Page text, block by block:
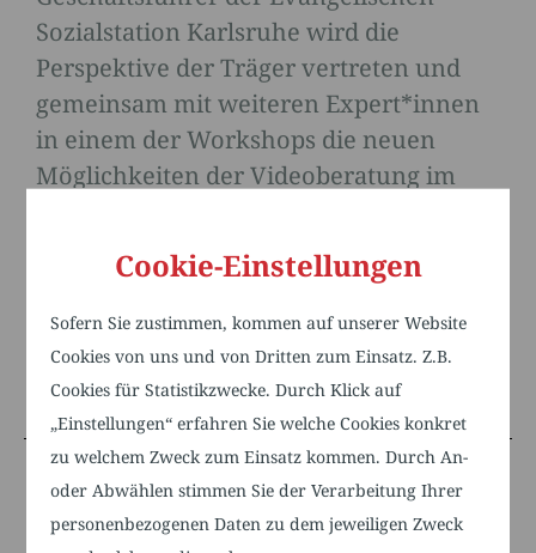
Cookie-Einstellungen
Sofern Sie zustimmen, kommen auf unserer Website
Cookies von uns und von Dritten zum Einsatz. Z.B.
Cookies für Statistikzwecke. Durch Klick auf
„Einstellungen“ erfahren Sie welche Cookies konkret
zu welchem Zweck zum Einsatz kommen. Durch An-
oder Abwählen stimmen Sie der Verarbeitung Ihrer
personenbezogenen Daten zu dem jeweiligen Zweck
Sozialstation Karlsruhe wird die
Perspektive der Träger vertreten und
gemeinsam mit weiteren Expert*innen
in einem der Workshops die neuen
Möglichkeiten der Videoberatung im
erörtern. Weitere Details zu diesem und
anderen Programmpunkten finden Sie
im Programmheft –hier zum Download
Bildquelle: Programmheft 8.Fachtag
AUF EINEN BLICK: